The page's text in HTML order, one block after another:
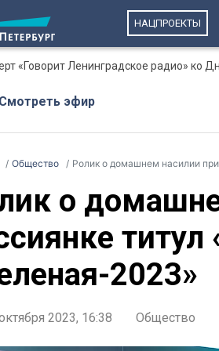
НАЦПРОЕКТЫ
«Говорит Ленинградское радио» ко
Смотреть эфир
Общество Ролик о домашнем насилии
о
2023»
2023, 16:38 Общество